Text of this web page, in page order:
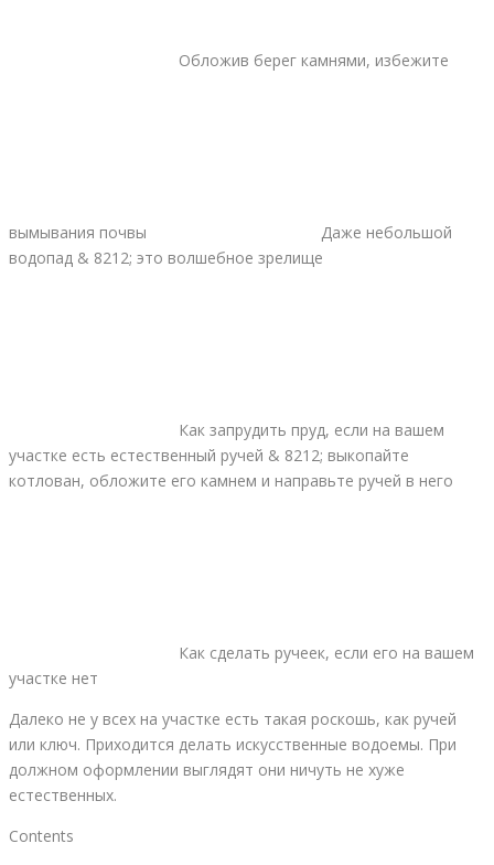
Обложив берег камнями, избежите
вымывания почвы
Даже небольшой
водопад & 8212; это волшебное зрелище
Как запрудить пруд, если на вашем
участке есть естественный ручей & 8212; выкопайте
котлован, обложите его камнем и направьте ручей в него
Как сделать ручеек, если его на вашем
участке нет
Далеко не у всех на участке есть такая роскошь, как ручей
или ключ. Приходится делать искусственные водоемы. При
должном оформлении выглядят они ничуть не хуже
естественных.
Contents